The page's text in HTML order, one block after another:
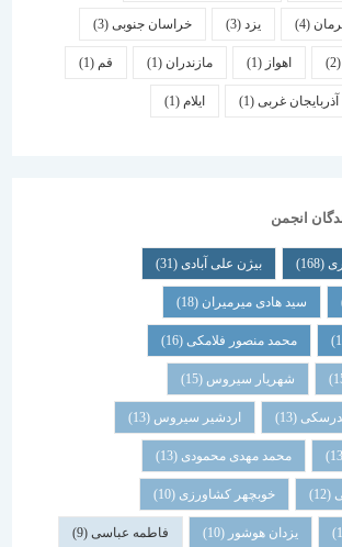
یزد خراسان جنوبی(3)
اهواز مازندران(1) قم
غربی(1) ایلام
بیژن علی آبادی(31)
هادی میرمیران(18)
محمد منصور فلامکی (16)
شهریار سیروس(15)
اردشیر سیروس(13)
محمد مهدی محمودی(13)
خوبچهر کشاورزی(10)
یزدان هوشور(10) فاطمه عباسی(9)